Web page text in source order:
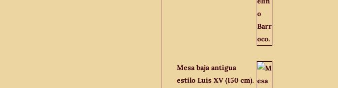
Mesa baja antigua
estilo Luis XV (150 cm).